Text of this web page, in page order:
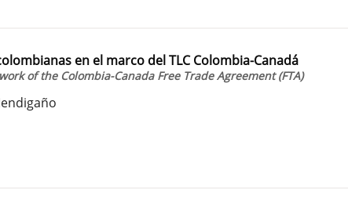
en el marco del TLC Colombia-Canadá
of the Colombia-Canada Free Trade Agreement (FTA)